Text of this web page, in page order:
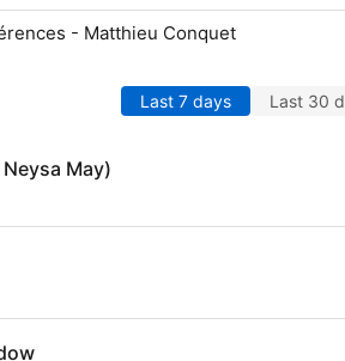
- Matthieu Conquet
Last 7 days Last 30
May)